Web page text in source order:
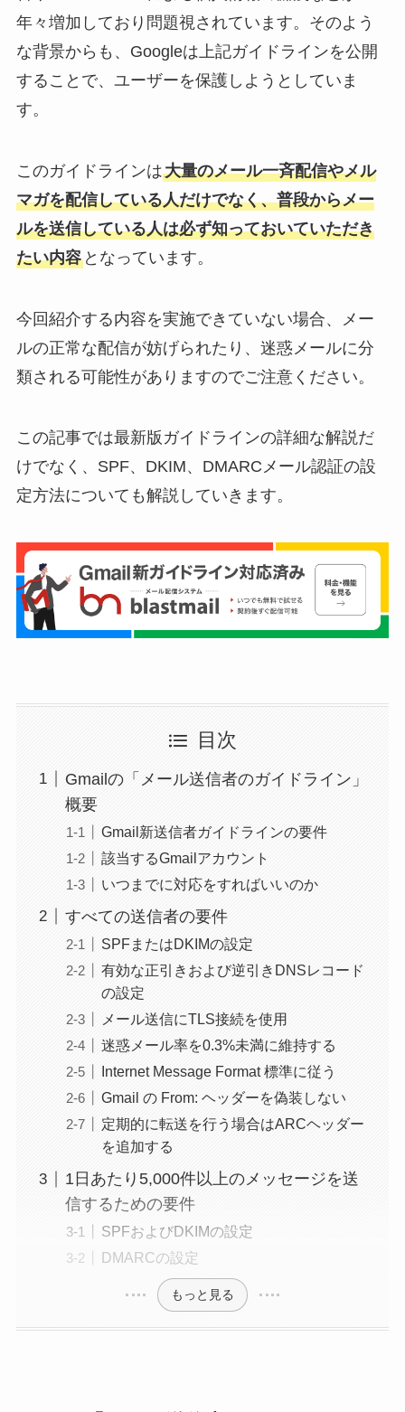
年々増加しており問題視されています。そのよう
な背景からも、Googleは上記ガイドラインを公開
することで、ユーザーを保護しようとしていま
す。
このガイドラインは大量のメール一斉配信やメル
マガを配信している人だけでなく、普段からメー
ルを送信している人は必ず知っておいていただき
たい内容となっています。
今回紹介する内容を実施できていない場合、メー
ルの正常な配信が妨げられたり、迷惑メールに分
類される可能性がありますのでご注意ください。
この記事では最新版ガイドラインの詳細な解説だ
けでなく、SPF、DKIM、DMARCメール認証の設
定方法についても解説していきます。
目次
Gmailの「メール送信者のガイドライン」
概要
Gmail新送信者ガイドラインの要件
該当するGmailアカウント
いつまでに対応をすればいいのか
すべての送信者の要件
SPFまたはDKIMの設定
有効な正引きおよび逆引きDNSレコード
の設定
メール送信にTLS接続を使用
迷惑メール率を0.3%未満に維持する
Internet Message Format 標準に従う
Gmail の From: ヘッダーを偽装しない
定期的に転送を行う場合はARCヘッダー
を追加する
1日あたり5,000件以上のメッセージを送
信するための要件
SPFおよびDKIMの設定
DMARCの設定
もっと見る